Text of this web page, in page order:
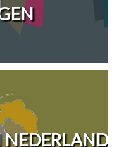
NEDERLAND